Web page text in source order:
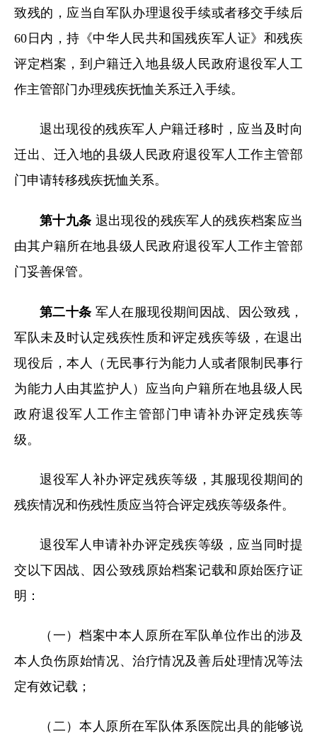
致残的，应当自军队办理退役手续或者移交手续后
60日内，持《中华人民共和国残疾军人证》和残疾
评定档案，到户籍迁入地县级人民政府退役军人工
作主管部门办理残疾抚恤关系迁入手续。
退出现役的残疾军人户籍迁移时，应当及时向
迁出、迁入地的县级人民政府退役军人工作主管部
门申请转移残疾抚恤关系。
第十九条 退出现役的残疾军人的残疾档案应当
由其户籍所在地县级人民政府退役军人工作主管部
门妥善保管。
第二十条 军人在服现役期间因战、因公致残，
军队未及时认定残疾性质和评定残疾等级，在退出
现役后，本人（无民事行为能力人或者限制民事行
为能力人由其监护人）应当向户籍所在地县级人民
政府退役军人工作主管部门申请补办评定残疾等
级。
退役军人补办评定残疾等级，其服现役期间的
残疾情况和伤残性质应当符合评定残疾等级条件。
退役军人申请补办评定残疾等级，应当同时提
交以下因战、因公致残原始档案记载和原始医疗证
明：
（一）档案中本人原所在军队单位作出的涉及
本人负伤原始情况、治疗情况及善后处理情况等法
定有效记载；
（二）本人原所在军队体系医院出具的能够说